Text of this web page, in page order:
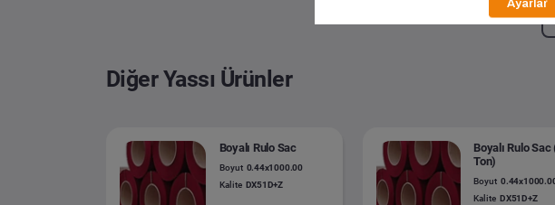
Diğer Yassı Ürünler
Boyalı Rulo Sac
Boyut 0.44x1000.00
Kalite DX51D+Z
Boyalı Rulo Sac
Ton)
Boyut
Kalite DX51D+Z